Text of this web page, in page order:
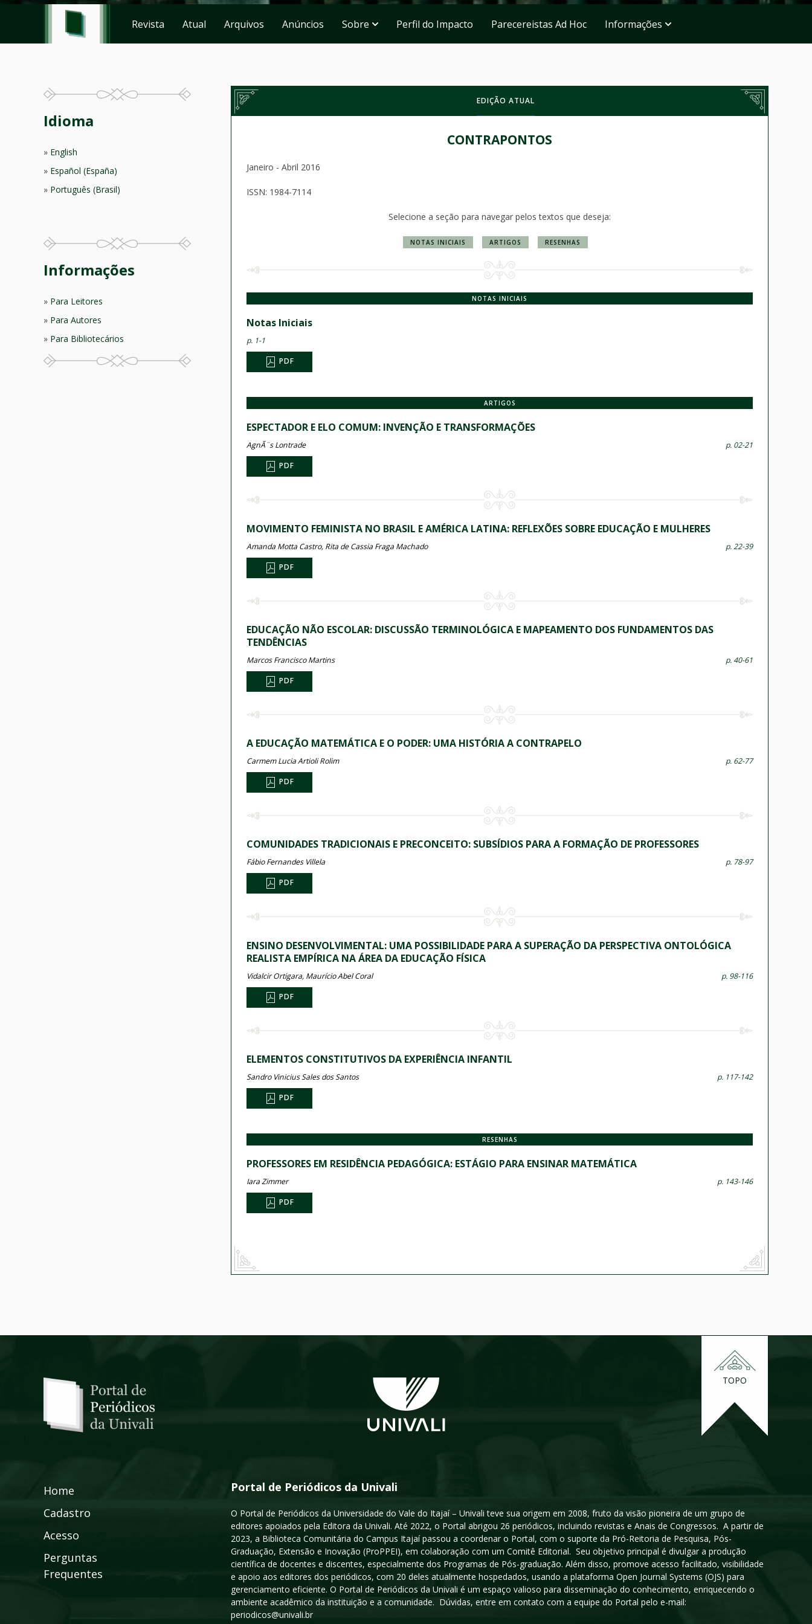
Revista Atual Arquivos Anúncios Sobre Perfil do Impacto Parecereistas Ad Hoc Informações
EDIÇÃO ATUAL
CONTRAPONTOS
Janeiro - Abril 2016
ISSN: 1984-7114
Selecione a seção para navegar pelos textos que deseja:
NOTAS INICIAIS ARTIGOS RESENHAS
NOTAS INICIAIS
Notas Iniciais
p. 1-1
PDF
ARTIGOS
ESPECTADOR E ELO COMUM: INVENÇÃO E TRANSFORMAÇÕES
AgnÃ¨s Lontrade p. 02-21
PDF
MOVIMENTO FEMINISTA NO BRASIL E AMÉRICA LATINA: REFLEXÕES SOBRE EDUCAÇÃO E MULHERES
Amanda Motta Castro, Rita de Cassia Fraga Machado p. 22-39
PDF
EDUCAÇÃO NÃO ESCOLAR: DISCUSSÃO TERMINOLÓGICA E MAPEAMENTO DOS FUNDAMENTOS DAS
TENDÊNCIAS
Marcos Francisco Martins p. 40-61
PDF
A EDUCAÇÃO MATEMÁTICA E O PODER: UMA HISTÓRIA A CONTRAPELO
Carmem Lucia Artioli Rolim p. 62-77
PDF
COMUNIDADES TRADICIONAIS E PRECONCEITO: SUBSÍDIOS PARA A FORMAÇÃO DE PROFESSORES
Fábio Fernandes Villela p. 78-97
PDF
ENSINO DESENVOLVIMENTAL: UMA POSSIBILIDADE PARA A SUPERAÇÃO DA PERSPECTIVA ONTOLÓGICA
REALISTA EMPÍRICA NA ÁREA DA EDUCAÇÃO FÍSICA
Vidalcir Ortigara, Maurício Abel Coral p. 98-116
PDF
ELEMENTOS CONSTITUTIVOS DA EXPERIÊNCIA INFANTIL
Sandro Vinicius Sales dos Santos p. 117-142
PDF
RESENHAS
PROFESSORES EM RESIDÊNCIA PEDAGÓGICA: ESTÁGIO PARA ENSINAR MATEMÁTICA
Iara Zimmer p. 143-146
PDF
Idioma
English
Español (España)
Português (Brasil)
Informações
Para Leitores
Para Autores
Para Bibliotecários
TOPO
Home
Cadastro
Acesso
Perguntas
Frequentes
Portal de Periódicos da Univali
O Portal de Periódicos da Universidade do Vale do Itajaí – Univali teve sua origem em 2008, fruto da visão pioneira de um grupo de
editores apoiados pela Editora da Univali. Até 2022, o Portal abrigou 26 periódicos, incluindo revistas e Anais de Congressos. A partir de
2023, a Biblioteca Comunitária do Campus Itajaí passou a coordenar o Portal, com o suporte da Pró-Reitoria de Pesquisa, Pós-
Graduação, Extensão e Inovação (ProPPEI), em colaboração com um Comitê Editorial. Seu objetivo principal é divulgar a produção
científica de docentes e discentes, especialmente dos Programas de Pós-graduação. Além disso, promove acesso facilitado, visibilidade
e apoio aos editores dos periódicos, com 20 deles atualmente hospedados, usando a plataforma Open Journal Systems (OJS) para
gerenciamento eficiente. O Portal de Periódicos da Univali é um espaço valioso para disseminação do conhecimento, enriquecendo o
ambiente acadêmico da instituição e a comunidade. Dúvidas, entre em contato com a equipe do Portal pelo e-mail:
periodicos@univali.br